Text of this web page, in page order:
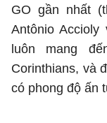
GO gần nhất
Antônio
luôn mang
Corinthians, và
có phong độ ấn